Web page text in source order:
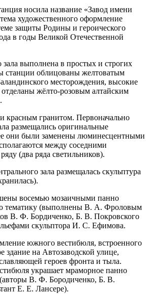
носила название «Завод имени
художественного оформление
защиты Родины и героического
в годы Великой Отечественной
зала выполнена в простых и строгих
станции облицованы желтоватым
месторождения, высокие
жёлто-розовым алтайским
красным гранитом. Первоначально
размещались оригинальные
они были заменены люминесцентными
между соседними
(два ряда светильников).
зала размещалась скульптура
восемью мозаичными панно
тематику (выполнены В. А. Фроловым
В. Ф. Бордиченко, Б. В. Покровского
скульптора И. С. Ефимова.
южного вестибюля, встроенного
здание на Автозаводской улице,
героев фронта и тыла.
украшает мраморное панно
В. Ф. Бородиченко, Б. В.
Е. Е. Лансере).